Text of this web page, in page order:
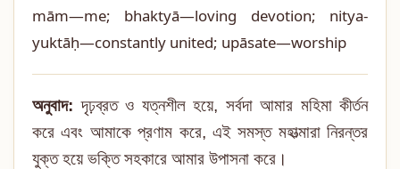
mām—me; bhaktyā—loving devotion; nitya-
yuktāḥ—constantly united; upāsate—worship
অনুবাদ: দৃঢ়ব্রত ও যত্নশীল হয়ে, সর্বদা আমার মহিমা কীর্তন
করে এবং আমাকে প্রণাম করে, এই সমস্ত মহাত্মারা নিরন্তর
যুক্ত হয়ে ভক্তি সহকারে আমার উপাসনা করে।